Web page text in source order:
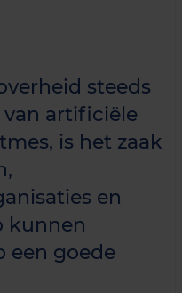
steeds
artificiële
is het zaak
en
kunnen
een goede